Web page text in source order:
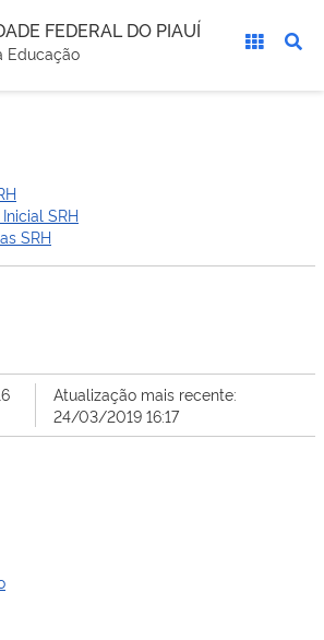
FEDERAL DO PIAUÍ
Educação
SRH
SRH
Atualização mais recente:
24/03/2019 16:17